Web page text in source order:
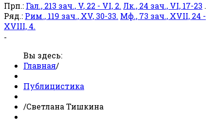
Прп.: Гал., 213 зач., V, 22 - VI, 2. Лк., 24 зач., VI, 17-23 .
Ряд.: Рим., 119 зач., XV, 30-33. Мф., 73 зач., XVII, 24 -
XVIII, 4.
-
Вы здесь:
Главная/
Публицистика
/Светлана Тишкина